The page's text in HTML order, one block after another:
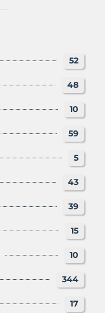
52
48
10
59
5
43
39
15
10
344
17